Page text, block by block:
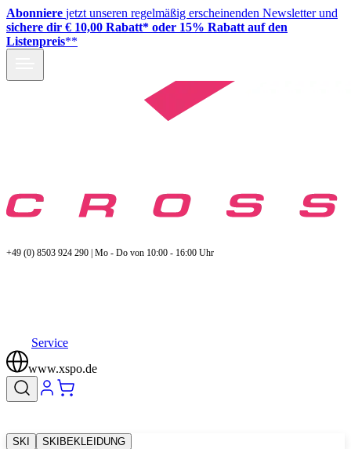
Abonniere jetzt unseren regelmäßig erscheinenden Newsletter und
sichere dir € 10,00 Rabatt* oder 15% Rabatt auf den
Listenpreis**
+49 (0) 8503 924 290 | Mo - Do von 10:00 - 16:00 Uhr
Service
www.xspo.de
SKI SKIBEKLEIDUNG